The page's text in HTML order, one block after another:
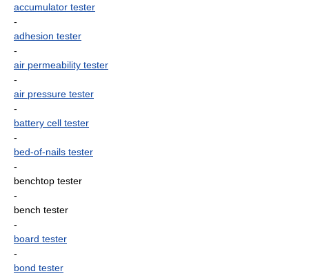
accumulator tester
-
adhesion tester
-
air permeability tester
-
air pressure tester
-
battery cell tester
-
bed-of-nails tester
-
benchtop tester
-
bench tester
-
board tester
-
bond tester